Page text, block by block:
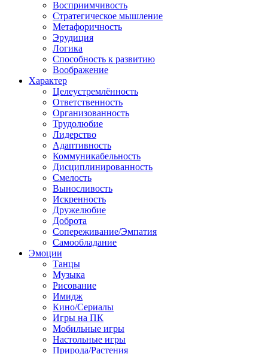
Восприимчивость
Стратегическое мышление
Метафоричность
Эрудиция
Логика
Способность к развитию
Воображение
Характер
Целеустремлённость
Ответственность
Организованность
Трудолюбие
Лидерство
Адаптивность
Коммуникабельность
Дисциплинированность
Смелость
Выносливость
Искренность
Дружелюбие
Доброта
Сопереживание/Эмпатия
Самообладание
Эмоции
Танцы
Музыка
Рисование
Имидж
Кино/Сериалы
Игры на ПК
Мобильные игры
Настольные игры
Природа/Растения